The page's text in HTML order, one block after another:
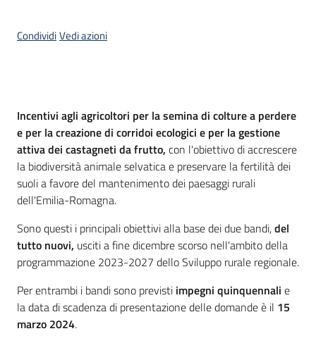
CondividiVedi azioni
Introduzione
Incentivi agli agricoltori per la semina di colture a perdere
e per la creazione di corridoi ecologici e per la gestione
attiva dei castagneti da frutto, con l'obiettivo di accrescere
la biodiversità animale selvatica e preservare la fertilità dei
suoli a favore del mantenimento dei paesaggi rurali
dell'Emilia-Romagna.
Sono questi i principali obiettivi alla base dei due bandi,del
tutto nuovi, usciti a fine dicembre scorso nell'ambito della
programmazione 2023-2027 dello Sviluppo rurale regionale.
Per entrambi i bandi sono previsti impegni quinquennali e
la data di scadenza di presentazione delle domande è il 15
marzo 2024.